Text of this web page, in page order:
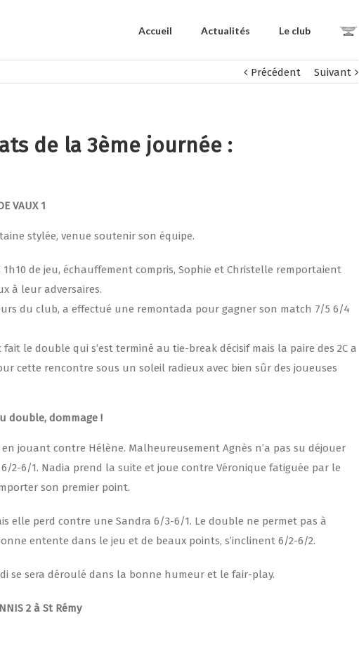
Accueil Actualités Le club
Précédent Suivant
de la 3ème journée :
VAUX 1
stylée, venue soutenir son équipe.
de jeu, échauffement compris, Sophie et Christelle remportaient
à leur adversaires.
du club, a effectué une remontada pour gagner son match 7/5 6/4
le double qui s’est terminé au tie-break décisif mais la paire des 2C a
cette rencontre sous un soleil radieux avec bien sûr des joueuses
double, dommage !
jouant contre Hélène. Malheureusement Agnès n’a pas su déjouer
2-6/1. Nadia prend la suite et joue contre Véronique fatiguée par le
son premier point.
elle perd contre une Sandra 6/3-6/1. Le double ne permet pas à
entente dans le jeu et de beaux points, s’inclinent 6/2-6/2.
se sera déroulé dans la bonne humeur et le fair-play.
2 à St Rémy